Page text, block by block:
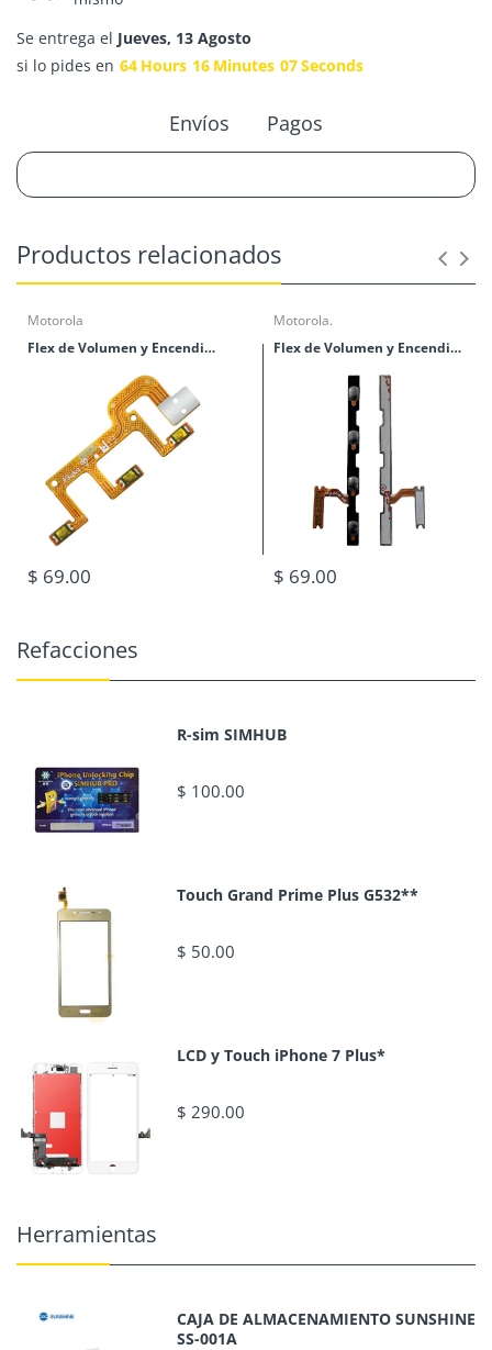
Se entrega el Jueves, 13 Agosto
si lo pides en 64 Hours 16 Minutes 07Seconds
Envíos Pagos
Productos relacionados
Motorola
Flex de Volumen y Encendido Moto Action
$ 69.00
Motorola.
Flex de Volumen y Encendido Moto G60
$ 69.00
Refacciones
R-sim SIMHUB
$ 100.00
Touch Grand Prime Plus G532**
$ 50.00
LCD y Touch iPhone 7 Plus*
$ 290.00
Herramientas
CAJA DE ALMACENAMIENTO SUNSHINE
SS-001A